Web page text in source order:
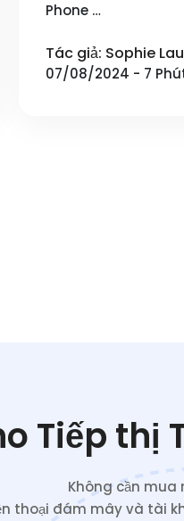
Phone …
Tác giả: Sophie
07/08/2024 - 7
Tiếp thị
Không cần mua
thoại đám mây và